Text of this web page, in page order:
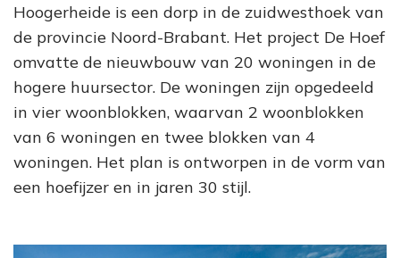
Hoogerheide is een dorp in de zuidwesthoek van
de provincie Noord-Brabant. Het project De Hoef
omvatte de nieuwbouw van 20 woningen in de
hogere huursector. De woningen zijn opgedeeld
in vier woonblokken, waarvan 2 woonblokken
van 6 woningen en twee blokken van 4
woningen. Het plan is ontworpen in de vorm van
een hoefijzer en in jaren 30 stijl.